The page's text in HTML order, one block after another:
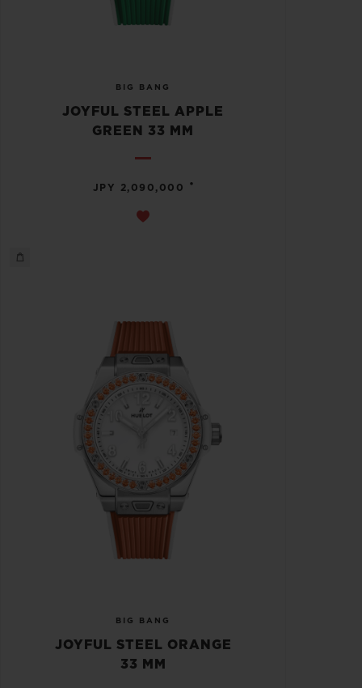
BIG BANG
JOYFUL STEEL APPLE
GREEN 33 MM
JPY 2,090,000 •
BIG BANG
JOYFUL STEEL ORANGE
33 MM